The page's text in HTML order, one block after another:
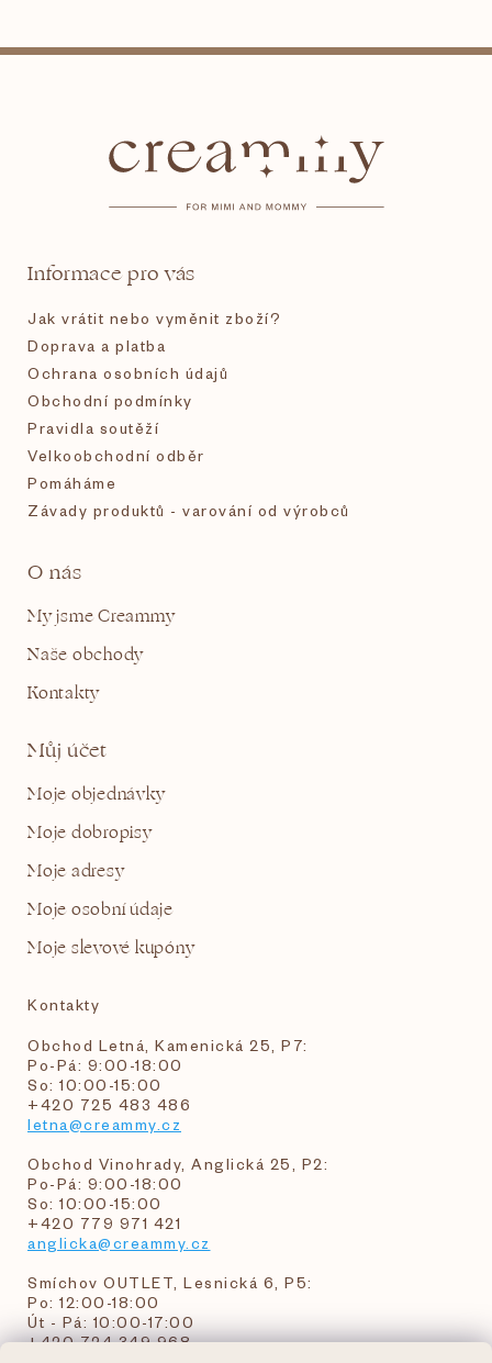
Informace pro vás
Jak vrátit nebo vyměnit zboží?
Doprava a platba
Ochrana osobních údajů
Obchodní podmínky
Pravidla soutěží
Velkoobchodní odběr
Pomáháme
Závady produktů - varování od výrobců
O nás
My jsme Creammy
Naše obchody
Kontakty
Můj účet
Moje objednávky
Moje dobropisy
Moje adresy
Moje osobní údaje
Moje slevové kupóny
Kontakty
Obchod Letná, Kamenická 25, P7:
Po-Pá: 9:00-18:00
So: 10:00-15:00
+420 725 483 486
letna@creammy.cz
Obchod Vinohrady, Anglická 25, P2:
Po-Pá: 9:00-18:00
So: 10:00-15:00
+420 779 971 421
anglicka@creammy.cz
Smíchov OUTLET, Lesnická 6, P5:
Po: 12:00-18:00
Út - Pá: 10:00-17:00
+420 724 349 968